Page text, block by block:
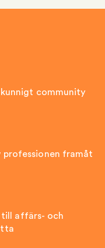
community
professionen framåt
affärs- och